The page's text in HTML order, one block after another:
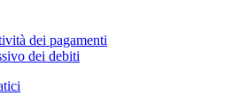
dei pagamenti
dei debiti